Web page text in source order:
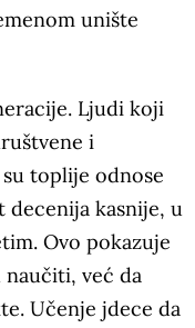
unište
Ljudi koji
i
toplije odnose
decenija kasnije, u
Ovo pokazuje
naučiti, već da
Učenje jdece da